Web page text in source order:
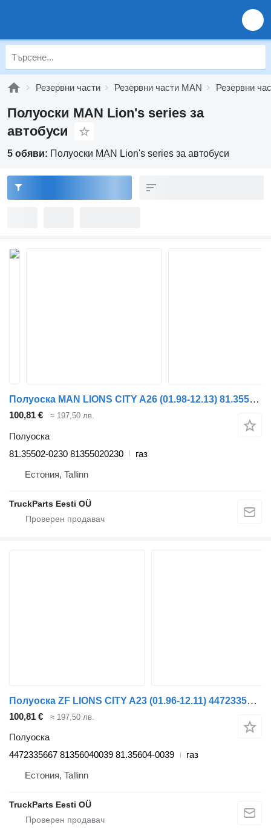
Резервни части Резервни части MAN Резервни
Полуоски MAN Lion's series за
автобуси
5 обяви: Полуоски MAN Lion's series за автобуси
Полуоска MAN LIONS CITY A26 (01.98-12.13) 81.35502-0230 за автобус MAN Lion's bus (1991-)
100,81 € ≈ 197,50 лв.
Полуоска
81.35502-0230 81355020230
газ
Естония, Tallinn
TruckParts Eesti OÜ
Полуоска ZF LIONS CITY A23 (01.96-12.11) 4472335667 за автобус MAN Lion's bus (1991-)
100,81 € ≈ 197,50 лв.
Полуоска
4472335667 81356040039 81.35604-0039
газ
Естония, Tallinn
TruckParts Eesti OÜ